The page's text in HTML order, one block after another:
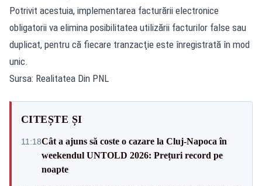
Potrivit acestuia, implementarea facturării electronice
obligatorii va elimina posibilitatea utilizării facturilor false sau
duplicat, pentru că fiecare tranzacţie este înregistrată în mod
unic.
Sursa: Realitatea Din PNL
CITEȘTE ȘI
11:18Cât a ajuns să coste o cazare la Cluj-Napoca în
weekendul UNTOLD 2026: Prețuri record pe
noapte